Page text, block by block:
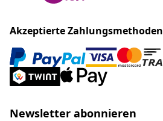
Akzeptierte Zahlungsmethoden
Newsletter abonnieren